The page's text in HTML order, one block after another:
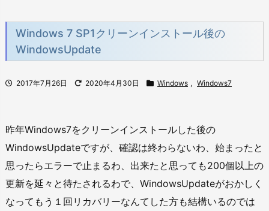
Windows 7 SP1クリーンインストール後の
WindowsUpdate
2017年7月26日 2020年4月30日 Windows , Windows7
昨年Windows7をクリーンインストールした後の
WindowsUpdateですが、確認は終わらないわ、始まったと
思ったらエラーで止まるわ、出来たと思っても200個以上の
更新を延々と待たされるわで、WindowsUpdateがおかしく
なってもう１回リカバリーなんてした方も結構いるのでは